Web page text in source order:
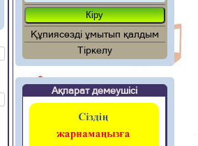
Құпиясөзді ұмытып қалдым
Тіркелу
Ақпарат демеушісі